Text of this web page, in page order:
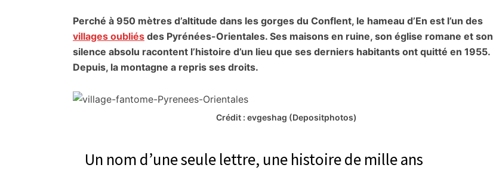
divers
et
initiatives
citoyennes
Perché à 950 mètres d’altitude dans les gorges du Conflent, le hameau d’En est l’un des
villages oubliés des Pyrénées-Orientales. Ses maisons en ruine, son église romane et son
silence absolu racontent l’histoire d’un lieu que ses derniers habitants ont quitté en 1955.
Depuis, la montagne a repris ses droits.
Crédit : evgeshag (Depositphotos)
Un nom d’une seule lettre, une histoire de mille ans